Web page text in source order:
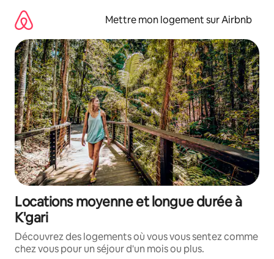
directement
contenu
Mettre mon logement sur Airbnb
Locations moyenne et longue durée à
K'gari
Découvrez des logements où vous vous sentez comme
chez vous pour un séjour d'un mois ou plus.